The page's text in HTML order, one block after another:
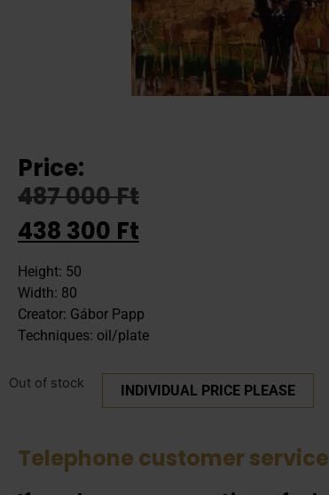
Price:
487 000Ft
438 300 Ft
Height: 50
Width: 80
Creator: Gábor Papp
Techniques: oil/plate
Out of stock INDIVIDUAL PRICE PLEASE
Telephone customer service